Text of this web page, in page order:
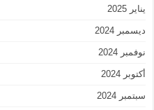
يناير 2025
ديسمبر 2024
نوفمبر 2024
أكتوبر 2024
سبتمبر 2024